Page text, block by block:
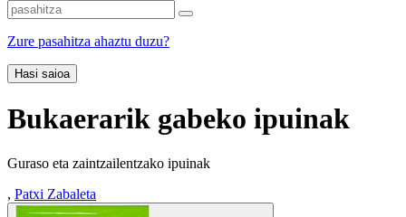
Zure pasahitza ahaztu duzu?
Hasi saioa
Bukaerarik gabeko ipuinak
Guraso eta zaintzailentzako ipuinak
, Patxi Zabaleta